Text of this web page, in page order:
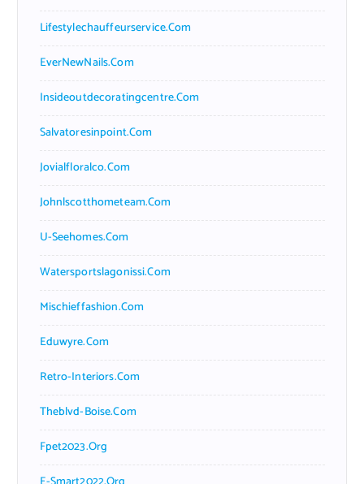
Lifestylechauffeurservice.com
EverNewNails.com
Insideoutdecoratingcentre.com
Salvatoresinpoint.com
Jovialfloralco.com
Johnlscotthometeam.com
U-Seehomes.com
Watersportslagonissi.com
Mischieffashion.com
Eduwyre.com
Retro-Interiors.com
Theblvd-Boise.com
Fpet2023.org